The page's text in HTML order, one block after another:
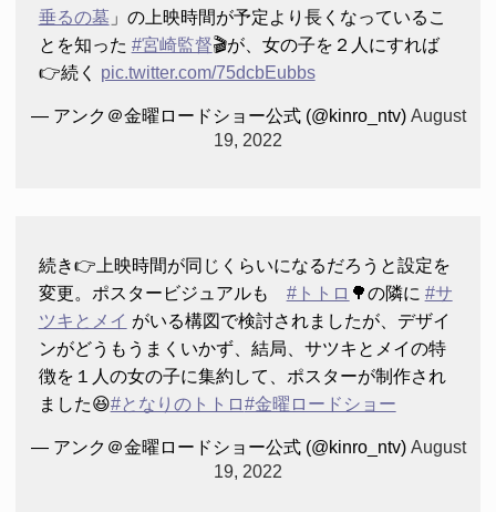
垂るの墓 」の上映時間が予定より長くなっているこ
とを知った #宮崎監督🎬が、女の子を２人にすれば
👉続く pic.twitter.com/75dcbEubbs
— アンク＠金曜ロードショー公式 (@kinro_ntv) August
19, 2022
続き👉上映時間が同じくらいになるだろうと設定を
変更。ポスタービジュアルも #トトロ 🌳の隣に #サ
ツキとメイ がいる構図で検討されましたが、デザイ
ンがどうもうまくいかず、結局、サツキとメイの特
徴を１人の女の子に集約して、ポスターが制作され
ました😆#となりのトトロ#金曜ロードショー
— アンク＠金曜ロードショー公式 (@kinro_ntv) August
19, 2022